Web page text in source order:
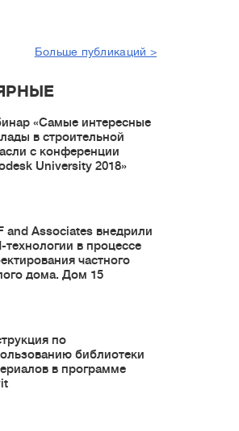
Больше публикаций >
«Самые интересные
в строительной
с конференции
University 2018»
and Associates внедрили
технологии в процессе
частного
дома. Дом 15
по
библиотеки
в программе